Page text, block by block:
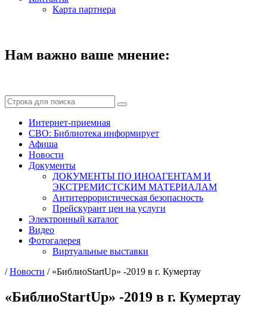
Карта партнера
Нам важно ваше мнение:
Интернет-приемная
СВО: Библиотека информирует
Афиша
Новости
Документы
ДОКУМЕНТЫ ПО ИНОАГЕНТАМ И
ЭКСТРЕМИСТСКИМ МАТЕРИАЛАМ
Антитеррористическая безопасность
Прейскурант цен на услуги
Электронный каталог
Видео
Фотогалерея
Виртуальные выставки
/Новости / «БиблиоStartUp» -2019 в г. Кумертау
«БиблиоStartUp» -2019 в г. Кумертау